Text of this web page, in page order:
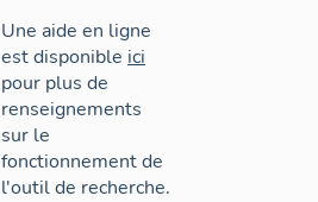
Une aide en ligne
est disponible ici
pour plus de
renseignements
sur le
fonctionnement de
l'outil de recherche.